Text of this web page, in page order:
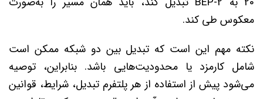
معکوس طی کند.
نکته مهم این است که تبدیل بین دو شبکه ممکن است
شامل کارمزد یا محدودیت‌هایی باشد. بنابراین، توصیه
می‌شود پیش از استفاده از هر پلتفرم تبدیل، شرایط، قوانین